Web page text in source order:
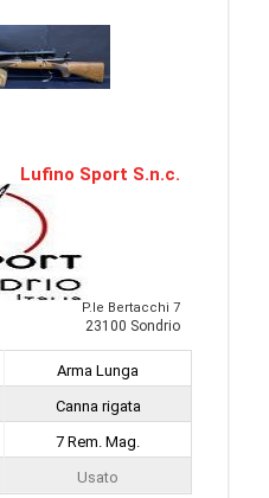
Lufino Sport S.n.c.
P.le Bertacchi 7
23100 Sondrio
Arma Lunga
Canna rigata
7 Rem. Mag.
Usato